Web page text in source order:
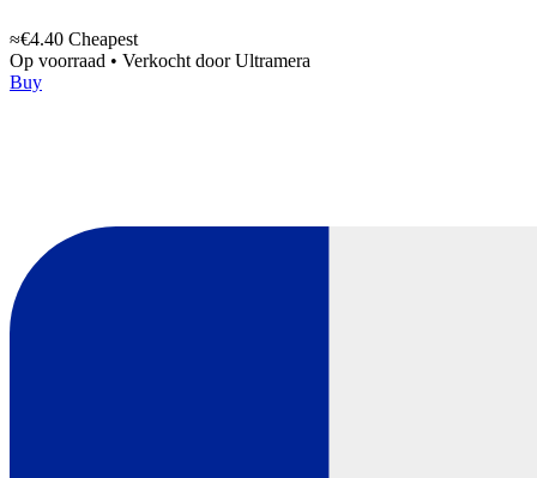
≈€4.40 Cheapest
Op voorraad • Verkocht doorUltramera
Buy